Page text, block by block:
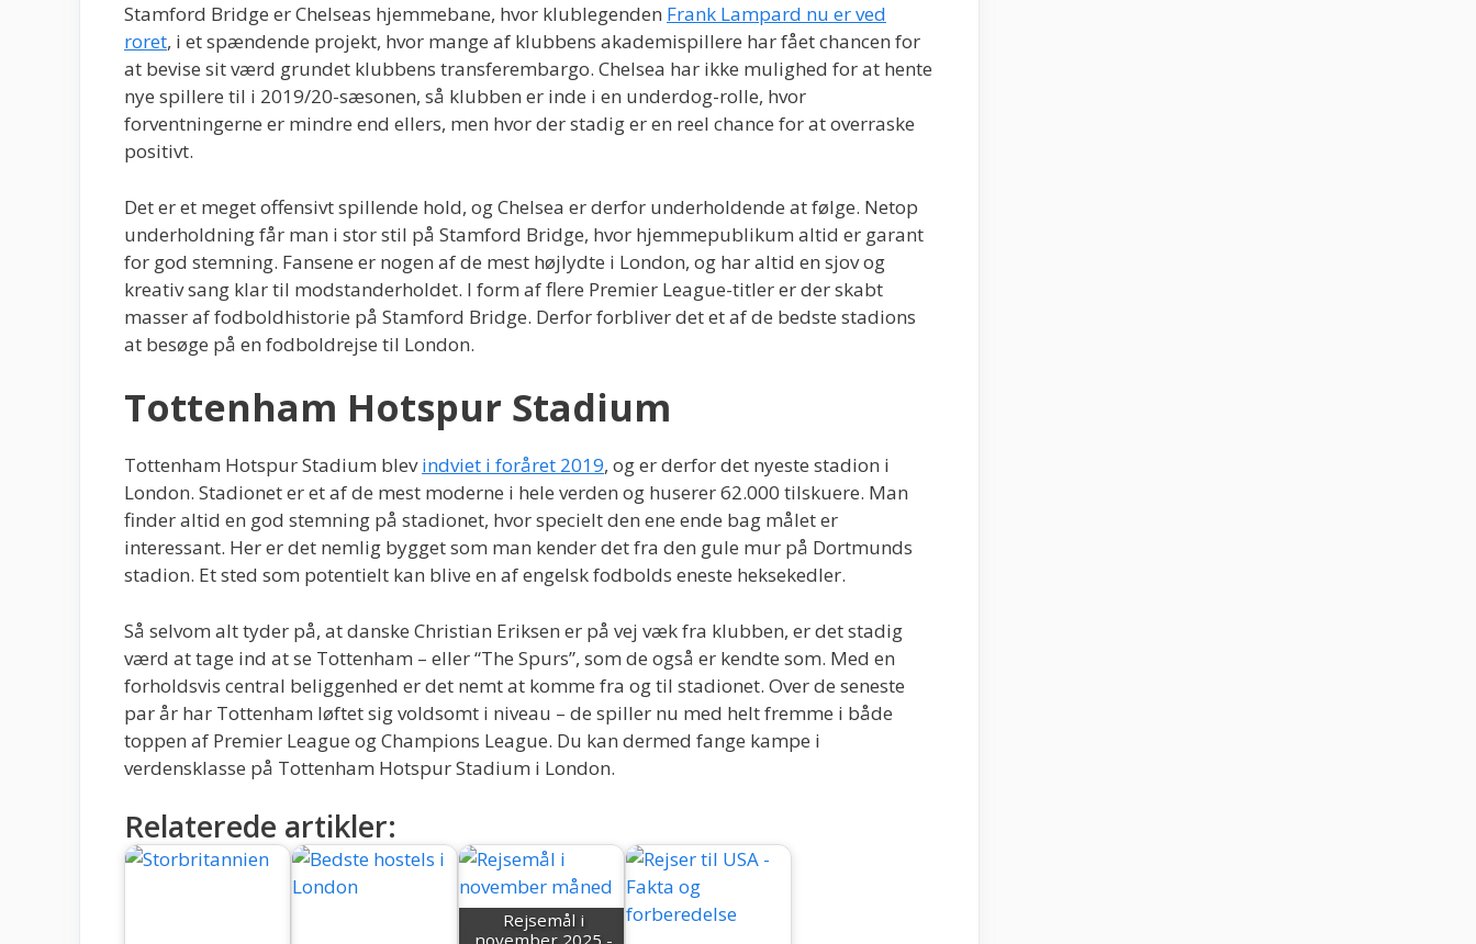
Stamford Bridge er Chelseas hjemmebane, hvor klublegenden Frank Lampard nu er ved
roret, i et spændende projekt, hvor mange af klubbens akademispillere har fået chancen for
at bevise sit værd grundet klubbens transferembargo. Chelsea har ikke mulighed for at hente
nye spillere til i 2019/20-sæsonen, så klubben er inde i en underdog-rolle, hvor
forventningerne er mindre end ellers, men hvor der stadig er en reel chance for at overraske
positivt.
Det er et meget offensivt spillende hold, og Chelsea er derfor underholdende at følge. Netop
underholdning får man i stor stil på Stamford Bridge, hvor hjemmepublikum altid er garant
for god stemning. Fansene er nogen af de mest højlydte i London, og har altid en sjov og
kreativ sang klar til modstanderholdet. I form af flere Premier League-titler er der skabt
masser af fodboldhistorie på Stamford Bridge. Derfor forbliver det et af de bedste stadions
at besøge på en fodboldrejse til London.
Tottenham Hotspur Stadium
Tottenham Hotspur Stadium blevindviet i foråret 2019, og er derfor det nyeste stadion i
London. Stadionet er et af de mest moderne i hele verden og huserer 62.000 tilskuere. Man
finder altid en god stemning på stadionet, hvor specielt den ene ende bag målet er
interessant. Her er det nemlig bygget som man kender det fra den gule mur på Dortmunds
stadion. Et sted som potentielt kan blive en af engelsk fodbolds eneste heksekedler.
Så selvom alt tyder på, at danske Christian Eriksen er på vej væk fra klubben, er det stadig
værd at tage ind at se Tottenham – eller “The Spurs”, som de også er kendte som. Med en
forholdsvis central beliggenhed er det nemt at komme fra og til stadionet. Over de seneste
par år har Tottenham løftet sig voldsomt i niveau – de spiller nu med helt fremme i både
toppen af Premier League og Champions League. Du kan dermed fange kampe i
verdensklasse på Tottenham Hotspur Stadium i London.
Relaterede artikler:
Rejsemål i
november 2025 -